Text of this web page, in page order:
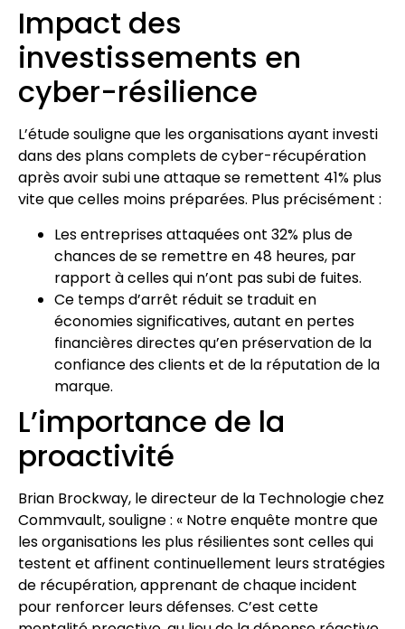
Impact des
investissements en
cyber-résilience
L’étude souligne que les organisations ayant investi
dans des plans complets de cyber-récupération
après avoir subi une attaque se remettent 41% plus
vite que celles moins préparées. Plus précisément :
Les entreprises attaquées ont 32% plus de
chances de se remettre en 48 heures, par
rapport à celles qui n’ont pas subi de fuites.
Ce temps d’arrêt réduit se traduit en
économies significatives, autant en pertes
financières directes qu’en préservation de la
confiance des clients et de la réputation de la
marque.
L’importance de la
proactivité
Brian Brockway, le directeur de la Technologie chez
Commvault, souligne : « Notre enquête montre que
les organisations les plus résilientes sont celles qui
testent et affinent continuellement leurs stratégies
de récupération, apprenant de chaque incident
pour renforcer leurs défenses. C’est cette